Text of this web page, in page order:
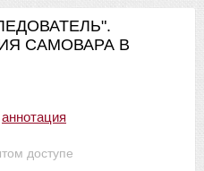
доступе
САМОВАРА В
аннотация